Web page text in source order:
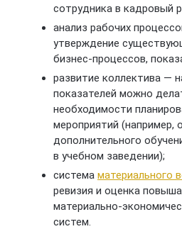
сотрудника в кадровый
анализ рабочих
утверждение
бизнес-процессов,
развитие коллектива —
показателей можно
необходимости
мероприятий (например,
дополнительного
в учебном заведении);
система материального
ревизия и оценка
материально-
систем.